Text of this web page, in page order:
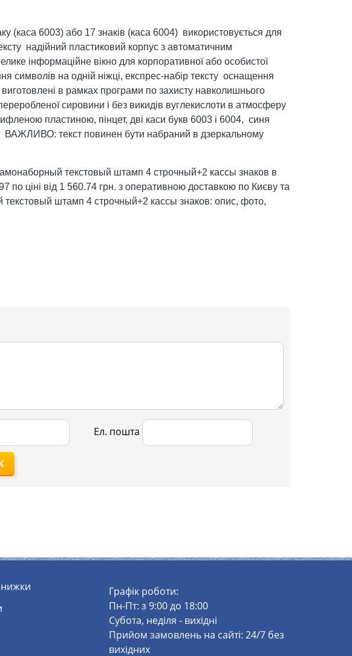
(каса 6003) або 17 знаків (каса 6004) використовується для
надійний пластиковий корпус з автоматичним
інформаційне вікно для корпоративної або особистої
символів на одній ніжці, експрес-набір тексту оснащення
в рамках програми по захисту навколишнього
сировини і без викидів вуглекислоти в атмосферу
пластиною, пінцет, дві каси букв 6003 і 6004, синя
ВАЖЛИВО: текст повинен бути набраний в дзеркальному
текстовый штамп 4 строчный+2 кассы знаков в
по ціні від 1 560.74 грн. з оперативною доставкою по Києву та
текстовый штамп 4 строчный+2 кассы знаков: опис, фото,
Ел. пошта
Графік роботи:
Пн-Пт: з 9:00 до 18:00
Субота, неділя - вихідні
Прийом замовлень на сайті: 24/7 без
вихідних
знижки